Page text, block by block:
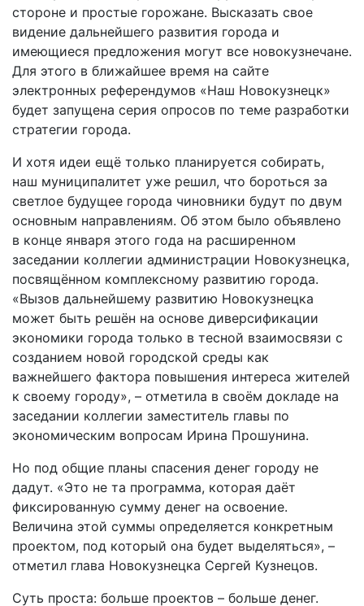
стороне и простые горожане. Высказать свое
видение дальнейшего развития города и
имеющиеся предложения могут все новокузнечане.
Для этого в ближайшее время на сайте
электронных референдумов «Наш Новокузнецк»
будет запущена серия опросов по теме разработки
стратегии города.
И хотя идеи ещё только планируется собирать,
наш муниципалитет уже решил, что бороться за
светлое будущее города чиновники будут по двум
основным направлениям. Об этом было объявлено
в конце января этого года на расширенном
заседании коллегии администрации Новокузнецка,
посвящённом комплексному развитию города.
«Вызов дальнейшему развитию Новокузнецка
может быть решён на основе диверсификации
экономики города только в тесной взаимосвязи с
созданием новой городской среды как
важнейшего фактора повышения интереса жителей
к своему городу», – отметила в своём докладе на
заседании коллегии заместитель главы по
экономическим вопросам Ирина Прошунина.
Но под общие планы спасения денег городу не
дадут. «Это не та программа, которая даёт
фиксированную сумму денег на освоение.
Величина этой суммы определяется конкретным
проектом, под который она будет выделяться», –
отметил глава Новокузнецка Сергей Кузнецов.
Суть проста: больше проектов – больше денег.